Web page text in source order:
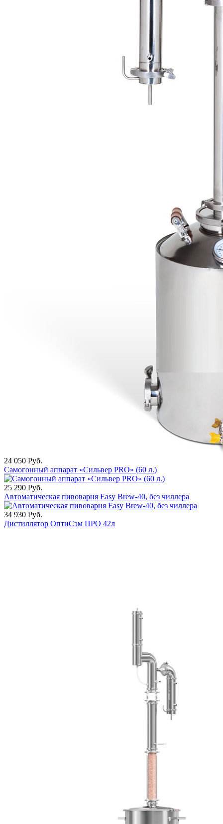
24 050 Руб.
Самогонный аппарат «Сильвер PRO» (60 л.)
25 290 Руб.
Автоматическая пивоварня Easy Brew-40, без чиллера
34 930 Руб.
Дистиллятор ОптиСэм ПРО 42л